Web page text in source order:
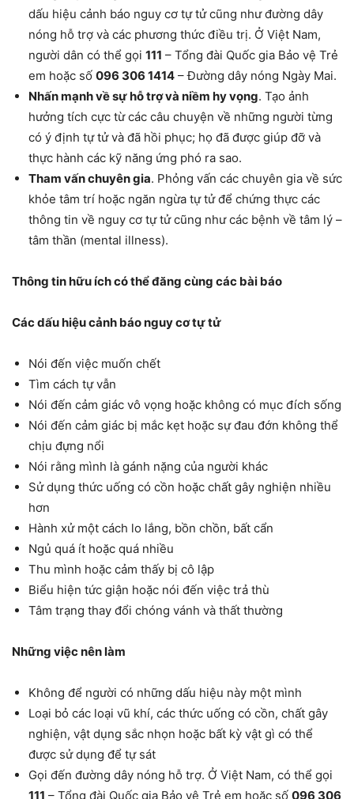
dấu hiệu cảnh báo nguy cơ tự tử cũng như đường dây
nóng hỗ trợ và các phương thức điều trị. Ở Việt Nam,
người dân có thể gọi 111 – Tổng đài Quốc gia Bảo vệ Trẻ
em hoặc số 096 306 1414 – Đường dây nóng Ngày Mai.
Nhấn mạnh về sự hỗ trợ và niềm hy vọng. Tạo ảnh
hưởng tích cực từ các câu chuyện về những người từng
có ý định tự tử và đã hồi phục; họ đã được giúp đỡ và
thực hành các kỹ năng ứng phó ra sao.
Tham vấn chuyên gia. Phỏng vấn các chuyên gia về sức
khỏe tâm trí hoặc ngăn ngừa tự tử để chứng thực các
thông tin về nguy cơ tự tử cũng như các bệnh về tâm lý –
tâm thần (mental illness).
Thông tin hữu ích có thể đăng cùng các bài báo
Các dấu hiệu cảnh báo nguy cơ tự tử
Nói đến việc muốn chết
Tìm cách tự vẫn
Nói đến cảm giác vô vọng hoặc không có mục đích sống
Nói đến cảm giác bị mắc kẹt hoặc sự đau đớn không thể
chịu đựng nổi
Nói rằng mình là gánh nặng của người khác
Sử dụng thức uống có cồn hoặc chất gây nghiện nhiều
hơn
Hành xử một cách lo lắng, bồn chồn, bất cẩn
Ngủ quá ít hoặc quá nhiều
Thu mình hoặc cảm thấy bị cô lập
Biểu hiện tức giận hoặc nói đến việc trả thù
Tâm trạng thay đổi chóng vánh và thất thường
Những việc nên làm
Không để người có những dấu hiệu này một mình
Loại bỏ các loại vũ khí, các thức uống có cồn, chất gây
nghiện, vật dụng sắc nhọn hoặc bất kỳ vật gì có thể
được sử dụng để tự sát
Gọi đến đường dây nóng hỗ trợ. Ở Việt Nam, có thể gọi
111 – Tổng đài Quốc gia Bảo vệ Trẻ em hoặc số 096 306